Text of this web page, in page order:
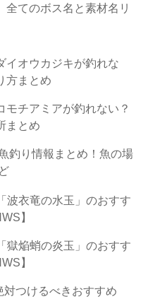
全てのボス名と素材名リ
イオウカジキが釣れな
方まとめ
モチアミアが釣れない？
まとめ
釣り情報まとめ！魚の場
波衣竜の水玉」のおすす
】
獄焔蛸の炎玉」のおすす
】
対つけるべきおすすめ